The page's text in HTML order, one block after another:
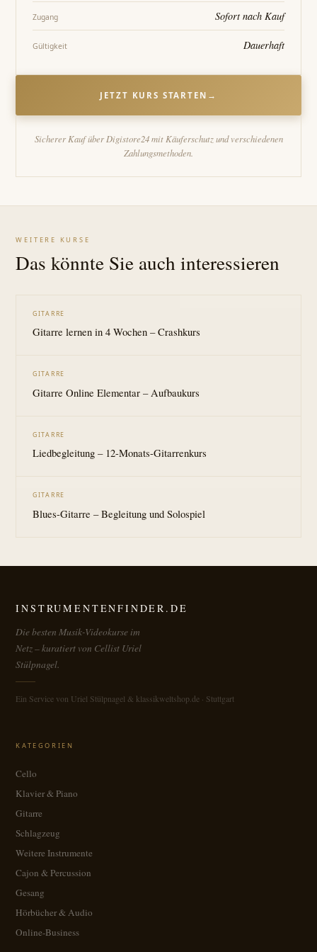
Zugang Sofort nach Kauf
Gültigkeit Dauerhaft
JETZT KURS STARTEN →
Sicherer Kauf über Digistore24 mit Käuferschutz und verschiedenen
Zahlungsmethoden.
WEITERE KURSE
Das könnte Sie auch interessieren
GITARRE
Gitarre lernen in 4 Wochen – Crashkurs
GITARRE
Gitarre Online Elementar – Aufbaukurs
GITARRE
Liedbegleitung – 12-Monats-Gitarrenkurs
GITARRE
Blues-Gitarre – Begleitung und Solospiel
INSTRUMENTENFINDER.DE
Die besten Musik-Videokurse im
Netz – kuratiert von Cellist Uriel
Stülpnagel.
Ein Service von Uriel Stülpnagel & klassikweltshop.de · Stuttgart
KATEGORIEN
Cello
Klavier & Piano
Gitarre
Schlagzeug
Weitere Instrumente
Cajon & Percussion
Gesang
Hörbücher & Audio
Online-Business